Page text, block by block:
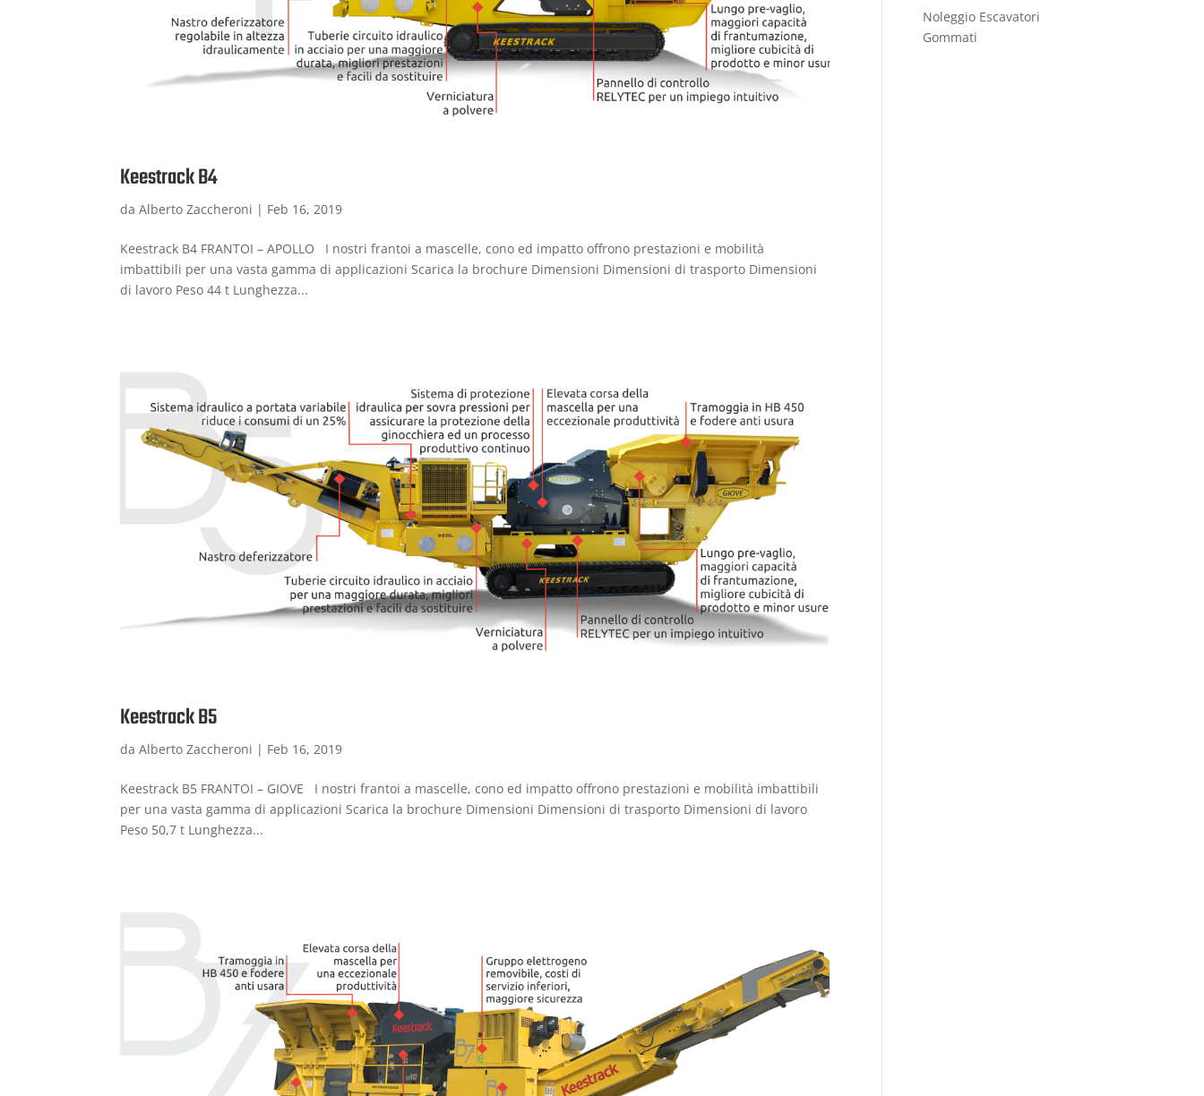
Keestrack B4
daAlberto Zaccheroni | Feb 16, 2019
Keestrack B4 FRANTOI – APOLLO I nostri frantoi a mascelle, cono ed impatto offrono prestazioni e mobilità
imbattibili per una vasta gamma di applicazioni Scarica la brochure Dimensioni Dimensioni di trasporto Dimensioni
di lavoro Peso 44 t Lunghezza...
Keestrack B5
daAlberto Zaccheroni | Feb 16, 2019
Keestrack B5 FRANTOI – GIOVE I nostri frantoi a mascelle, cono ed impatto offrono prestazioni e mobilità imbattibili
per una vasta gamma di applicazioni Scarica la brochure Dimensioni Dimensioni di trasporto Dimensioni di lavoro
Peso 50,7 t Lunghezza...
Noleggio Escavatori
Gommati